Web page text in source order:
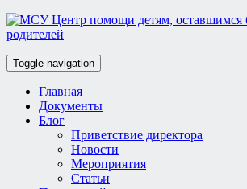
Toggle navigation
Главная
Документы
Блог
Приветствие директора
Новости
Мероприятия
Статьи